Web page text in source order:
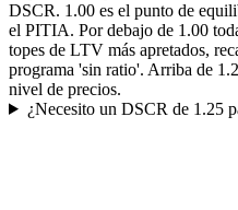
DSCR. 1.00 es el punto de
el PITIA. Por debajo de 1.00
topes de LTV más apretados,
programa 'sin ratio'. Arriba de
nivel de precios.
¿Necesito un DSCR de 1.25